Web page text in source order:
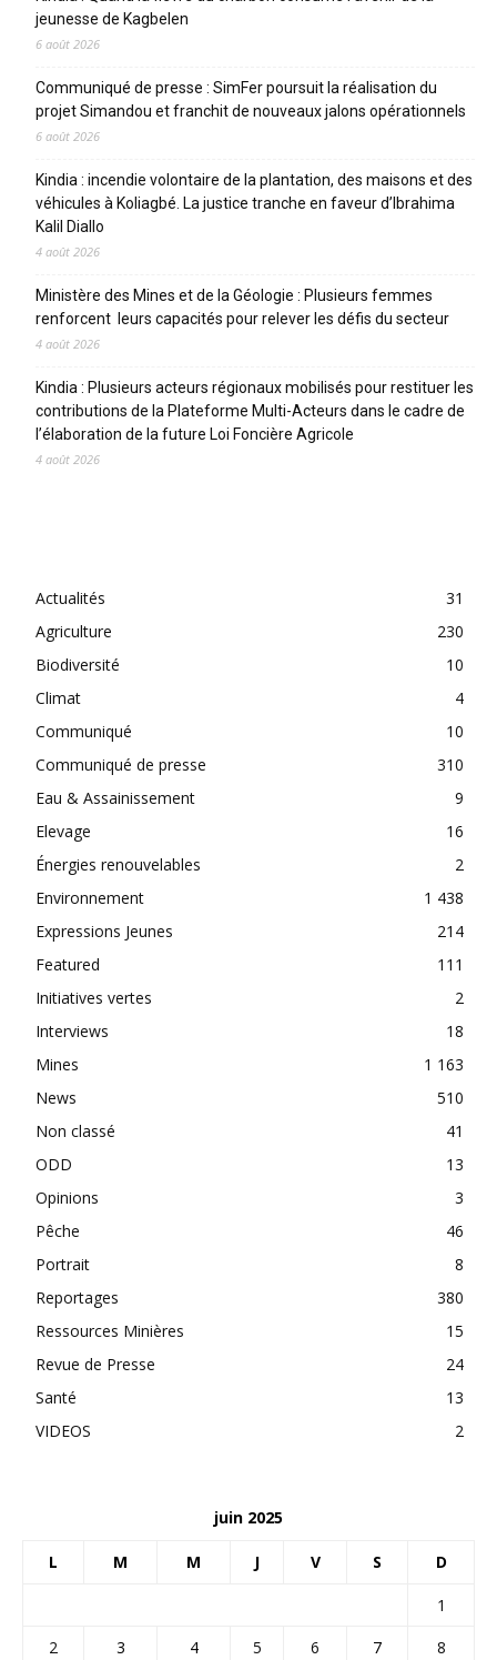
jeunesse de Kagbelen
6 août 2026
Communiqué de presse : SimFer poursuit la réalisation du
projet Simandou et franchit de nouveaux jalons opérationnels
6 août 2026
Kindia : incendie volontaire de la plantation, des maisons et des
véhicules à Koliagbé. La justice tranche en faveur d’Ibrahima
Kalil Diallo
4 août 2026
Ministère des Mines et de la Géologie : Plusieurs femmes
renforcent leurs capacités pour relever les défis du secteur
4 août 2026
Kindia : Plusieurs acteurs régionaux mobilisés pour restituer les
contributions de la Plateforme Multi-Acteurs dans le cadre de
l’élaboration de la future Loi Foncière Agricole
4 août 2026
Actualités
31
Agriculture
230
Biodiversité
10
Climat
4
Communiqué
10
Communiqué de presse
310
Eau & Assainissement
9
Elevage
16
Énergies renouvelables
2
Environnement
1 438
Expressions Jeunes
214
Featured
111
Initiatives vertes
2
Interviews
18
Mines
1 163
News
510
Non classé
41
ODD
13
Opinions
3
Pêche
46
Portrait
8
Reportages
380
Ressources Minières
15
Revue de Presse
24
Santé
13
VIDEOS
2
juin 2025
L M M J V S D
1
2
3 4 5 6 7 8